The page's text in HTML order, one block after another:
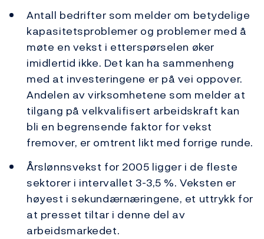
Antall bedrifter som melder om betydelige
kapasitetsproblemer og problemer med å
møte en vekst i etterspørselen øker
imidlertid ikke. Det kan ha sammenheng
med at investeringene er på vei oppover.
Andelen av virksomhetene som melder at
tilgang på velkvalifisert arbeidskraft kan
bli en begrensende faktor for vekst
fremover, er omtrent likt med forrige runde.
Årslønnsvekst for 2005 ligger i de fleste
sektorer i intervallet 3-3,5 %. Veksten er
høyest i sekundærnæringene, et uttrykk for
at presset tiltar i denne del av
arbeidsmarkedet.